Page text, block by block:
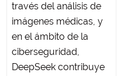
través del análisis de
imágenes médicas, y
en el ámbito de la
ciberseguridad,
DeepSeek contribuye